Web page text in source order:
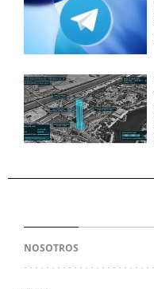
NOSOTROS